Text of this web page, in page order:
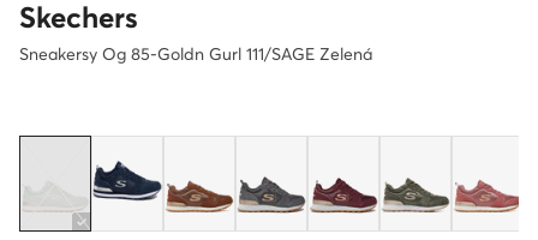
Skechers
Sneakersy Og 85-Goldn Gurl 111/SAGE Zelená